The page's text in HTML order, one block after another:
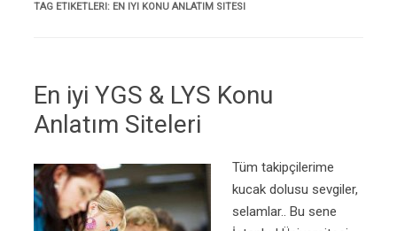
TAG ETIKETLERI: EN IYI KONU ANLATIM SITESI
En iyi YGS & LYS Konu
Anlatım Siteleri
Tüm takipçilerime
kucak dolusu sevgiler,
selamlar.. Bu sene